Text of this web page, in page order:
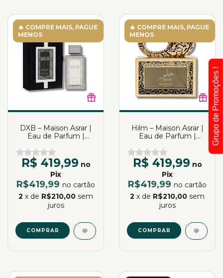
🔥 COMPRE MAIS, PAGUE
MENOS
DXB – Maison Asrar |
Eau de Parfum |
R$ 419,99 no
Pix
R$419,99 no cartão
2 x de R$210,00 sem
juros
COMPRAR
🔥 COMPRE MAIS, PAGUE
MENOS
Hilm – Maison Asrar |
Eau de Parfum |
R$ 419,99 no
Pix
R$419,99 no cartão
2 x de R$210,00 sem
juros
COMPRAR
Grupo de Promoções !